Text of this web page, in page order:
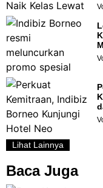
Lihat Lainnya
Baca Juga